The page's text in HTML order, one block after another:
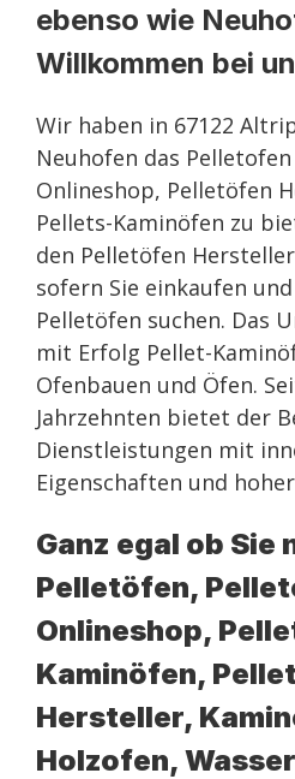
ebenso wie
Willkommen bei
Wir haben in 67122
Neuhofen das
Onlineshop, Pelletöfen
Pellets-Kaminöfen zu
den Pelletöfen Hersteller
sofern Sie einkaufen
Pelletöfen suchen. Das
mit Erfolg Pellet-
Ofenbauen und Öfen.
Jahrzehnten bietet der
Dienstleistungen mit
Eigenschaften und
Ganz egal ob Sie
Pelletöfen,
Onlineshop,
Kaminöfen,
Hersteller,
Holzofen,